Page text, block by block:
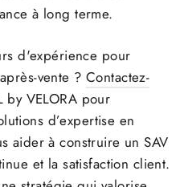
à long terme.
d'expérience pour
vente ? Contactez-
by VELORA pour
d’expertise en
aider à construire un SAV
et la satisfaction client.